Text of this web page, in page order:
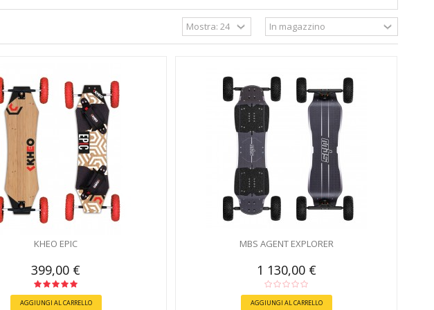
KHEO EPIC
399,00 €
AGGIUNGI AL CARRELLO
MBS AGENT EXPLORER
1 130,00 €
AGGIUNGI AL CARRELLO